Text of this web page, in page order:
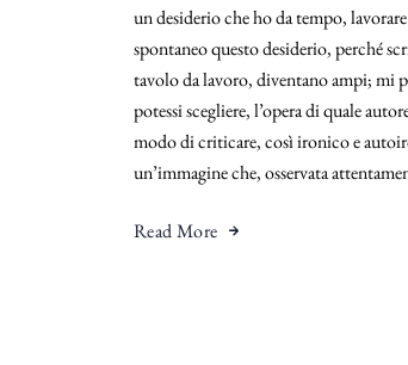
un desiderio che ho da tempo,
spontaneo questo desiderio, perché
tavolo da lavoro, diventano ampi; mi
potessi scegliere, l’opera di quale
modo di criticare, così ironico e
un’immagine che, osservata
Read More